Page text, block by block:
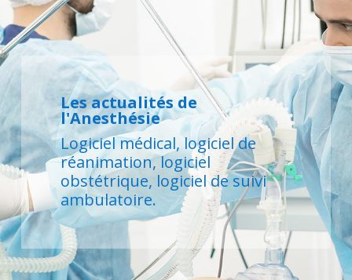
Les actualités de
l'Anesthésie
Logiciel médical, logiciel de
réanimation, logiciel
obstétrique, logiciel de suivi
ambulatoire.